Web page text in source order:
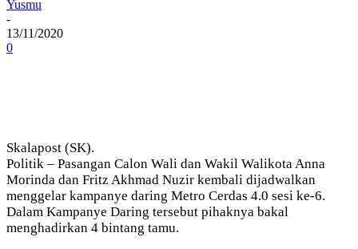
Yusmu
-
13/11/2020
0
Skalapost (SK).
Politik – Pasangan Calon Wali dan Wakil Walikota Anna
Morinda dan Fritz Akhmad Nuzir kembali dijadwalkan
menggelar kampanye daring Metro Cerdas 4.0 sesi ke-6.
Dalam Kampanye Daring tersebut pihaknya bakal
menghadirkan 4 bintang tamu.